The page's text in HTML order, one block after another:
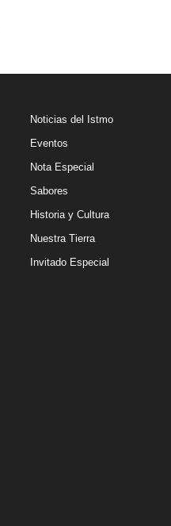
Noticias del Istmo
Eventos
Nota Especial
Sabores
Historia y Cultura
Nuestra Tierra
Invitado Especial